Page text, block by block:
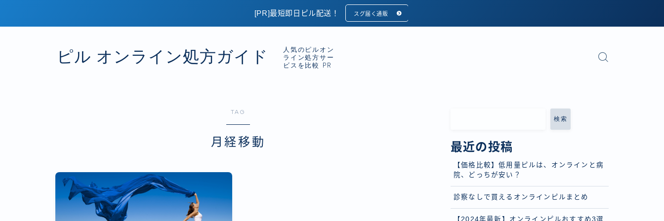
[PR]最短即日ピル配送！ スグ届く通販
ピル オンライン処方ガイド
人気のピルオン
ライン処方サー
ビスを比較 PR
TAG
月経移動
検索
最近の投稿
【価格比較】低用量ピルは、オンラインと病
院、どっちが安い？
診察なしで買えるオンラインピルまとめ
【2024年最新】オンラインピルおすすめ3選